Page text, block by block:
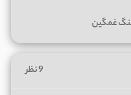
غمگین
9 نظر